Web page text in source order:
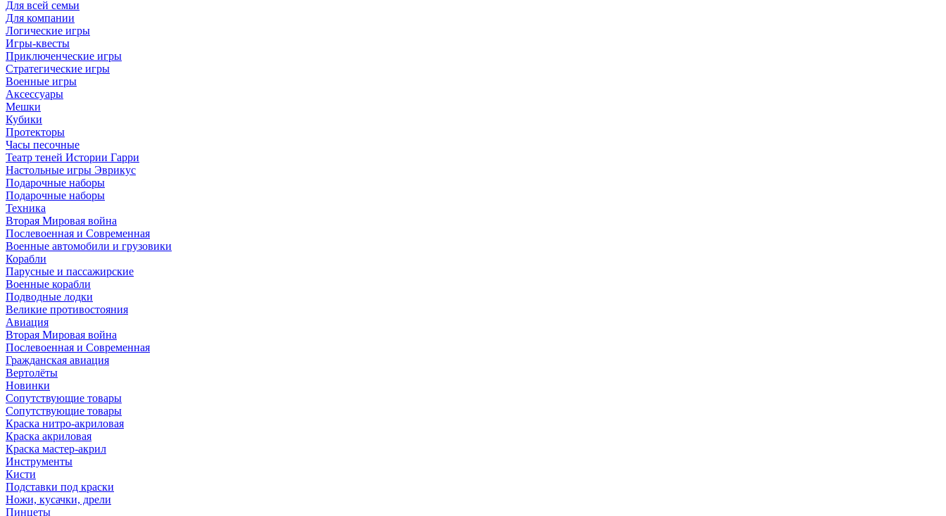
Для всей семьи
Для компании
Логические игры
Игры-квесты
Приключенческие игры
Стратегические игры
Военные игры
Аксессуары
Мешки
Кубики
Протекторы
Часы песочные
Театр теней Истории Гарри
Настольные игры Эврикус
Подарочные наборы
Подарочные наборы
Техника
Вторая Мировая война
Послевоенная и Современная
Военные автомобили и грузовики
Корабли
Парусные и пассажирские
Военные корабли
Подводные лодки
Великие противостояния
Авиация
Вторая Мировая война
Послевоенная и Современная
Гражданская авиация
Вертолёты
Новинки
Сопутствующие товары
Сопутствующие товары
Краска нитро-акриловая
Краска акриловая
Краска мастер-акрил
Инструменты
Кисти
Подставки под краски
Ножи, кусачки, дрели
Пинцеты